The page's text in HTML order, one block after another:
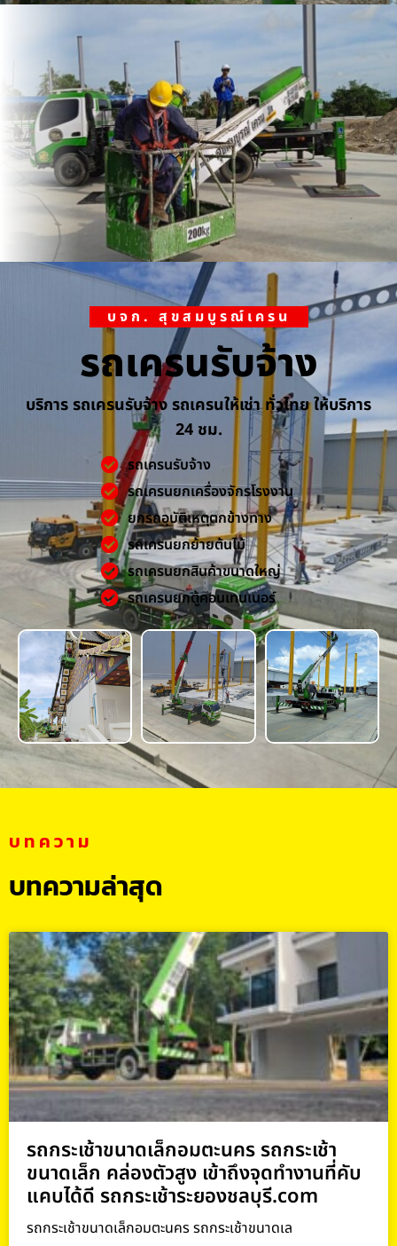
บจก. สุขสมบูรณ์เครน
รถเครนรับจ้าง
บริการ รถเครนรับจ้าง รถเครนให้เช่า ทั่วไทย ให้บริการ
24 ชม.
รถเครนรับจ้าง
รถเครนยกเครื่องจักรโรงงาน
ยกรถอุบัติเหตุตกข้างทาง
รถเครนยกย้ายต้นไม้
รถเครนยกสินค้าขนาดใหญ่
รถเครนยกตู้คอนเทนเนอร์
บทความ
บทความล่าสุด
รถกระเช้าขนาดเล็กอมตะนคร รถกระเช้า
ขนาดเล็ก คล่องตัวสูง เข้าถึงจุดทำงานที่คับ
แคบได้ดี รถกระเช้าระยองชลบุรี.com
รถกระเช้าขนาดเล็กอมตะนคร รถกระเช้าขนาดเล